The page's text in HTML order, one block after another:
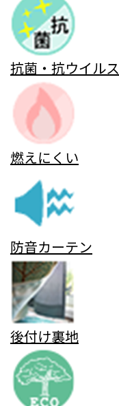
抗菌・抗ウイルス
燃えにくい
防音カーテン
後付け裏地